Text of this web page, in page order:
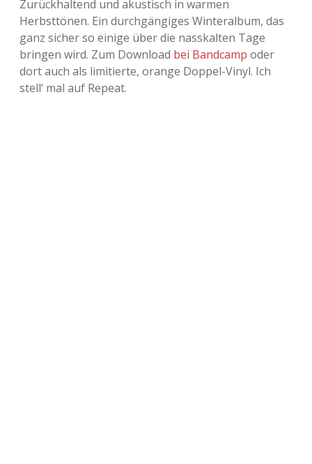
Visuelles
Wandnotizen
Adventskalender 2013
Adventskalender 2014
Adventskalender 2015
Zurückhaltend und akustisch in warmen
Herbsttönen. Ein durchgängiges Winteralbum, das
ganz sicher so einige über die nasskalten Tage
bringen wird. Zum Download bei Bandcamp oder
dort auch als limitierte, orange Doppel-Vinyl. Ich
stell‘ mal auf Repeat.